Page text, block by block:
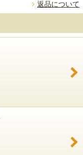
返品について